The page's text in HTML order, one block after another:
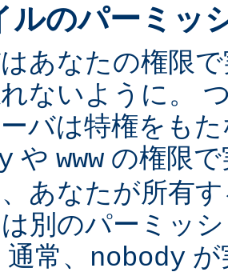
ルのパーミッ
あなたの権限
ないように。
バは特権をも
や www の権限
あなたが所有
別のパーミッ
常、 nobody が